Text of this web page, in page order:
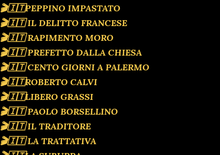
🎬🇮🇹PEPPINO IMPASTATO
🎬🇮🇹 IL DELITTO FRANCESE
🎬🇮🇹 RAPIMENTO MORO
🎬🇮🇹 PREFETTO DALLA CHIESA
🎬🇮🇹 CENTO GIORNI A PALERMO
🎬🇮🇹ROBERTO CALVI
🎬🇮🇹LIBERO GRASSI
🎬🇮🇹 PAOLO BORSELLINO
🎬🇮🇹 IL TRADITORE
🎬🇮🇹 LA TRATTATIVA